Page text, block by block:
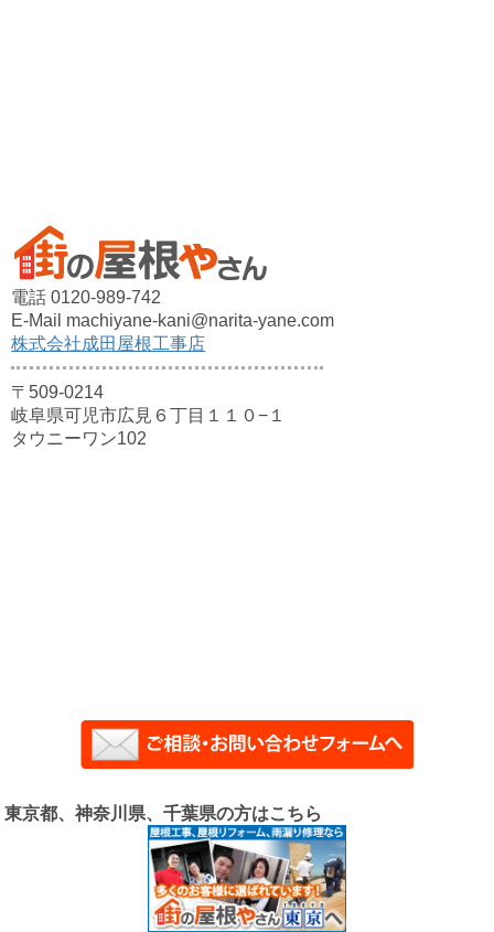
電話 0120-989-742
E-Mail machiyane-kani@narita-yane.com
株式会社成田屋根工事店
〒509-0214
岐阜県可児市広見６丁目１１０−１
タウニーワン102
東京都、神奈川県、千葉県の方はこちら